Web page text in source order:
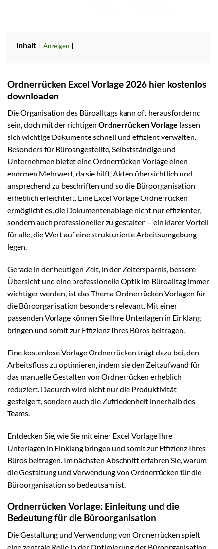
Inhalt Anzeigen
Ordnerrücken Excel Vorlage 2026 hier kostenlos
downloaden
Die Organisation des Büroalltags kann oft herausfordernd
sein, doch mit der richtigen Ordnerrücken Vorlage lassen
sich wichtige Dokumente schnell und effizient verwalten.
Besonders für Büroangestellte, Selbstständige und
Unternehmen bietet eine Ordnerrücken Vorlage einen
enormen Mehrwert, da sie hilft, Akten übersichtlich und
ansprechend zu beschriften und so die Büroorganisation
erheblich erleichtert. Eine Excel Vorlage Ordnerrücken
ermöglicht es, die Dokumentenablage nicht nur effizienter,
sondern auch professioneller zu gestalten – ein klarer Vorteil
für alle, die Wert auf eine strukturierte Arbeitsumgebung
legen.
Gerade in der heutigen Zeit, in der Zeitersparnis, bessere
Übersicht und eine professionelle Optik im Büroalltag immer
wichtiger werden, ist das Thema Ordnerrücken Vorlagen für
die Büroorganisation besonders relevant. Mit einer
passenden Vorlage können Sie Ihre Unterlagen in Einklang
bringen und somit zur Effizienz Ihres Büros beitragen.
Eine kostenlose Vorlage Ordnerrücken trägt dazu bei, den
Arbeitsfluss zu optimieren, indem sie den Zeitaufwand für
das manuelle Gestalten von Ordnerrücken erheblich
reduziert. Dadurch wird nicht nur die Produktivität
gesteigert, sondern auch die Zufriedenheit innerhalb des
Teams.
Entdecken Sie, wie Sie mit einer Excel Vorlage Ihre
Unterlagen in Einklang bringen und somit zur Effizienz Ihres
Büros beitragen. Im nächsten Abschnitt erfahren Sie, warum
die Gestaltung und Verwendung von Ordnerrücken für die
Büroorganisation so bedeutsam ist.
Ordnerrücken Vorlage: Einleitung und die
Bedeutung für die Büroorganisation
Die Gestaltung und Verwendung von Ordnerrücken spielt
eine zentrale Rolle in der Optimierung der Büroorganisation.